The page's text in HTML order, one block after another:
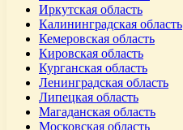
Иркутская область
Калининградская область
Кемеровская область
Кировская область
Курганская область
Ленинградская область
Липецкая область
Магаданская область
Московская область